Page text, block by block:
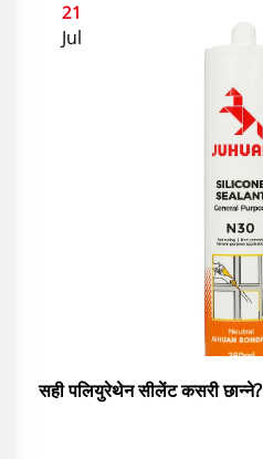
21
Jul
सही पलियुरेथेन सीलेंट कसरी छान्ने?